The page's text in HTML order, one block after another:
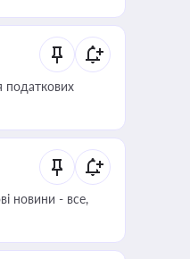
податкових
новини - все,